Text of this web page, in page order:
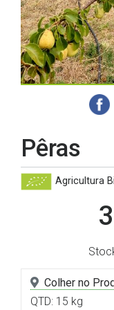
Pêras
Agricultura
Colher no
QTD: 15 kg